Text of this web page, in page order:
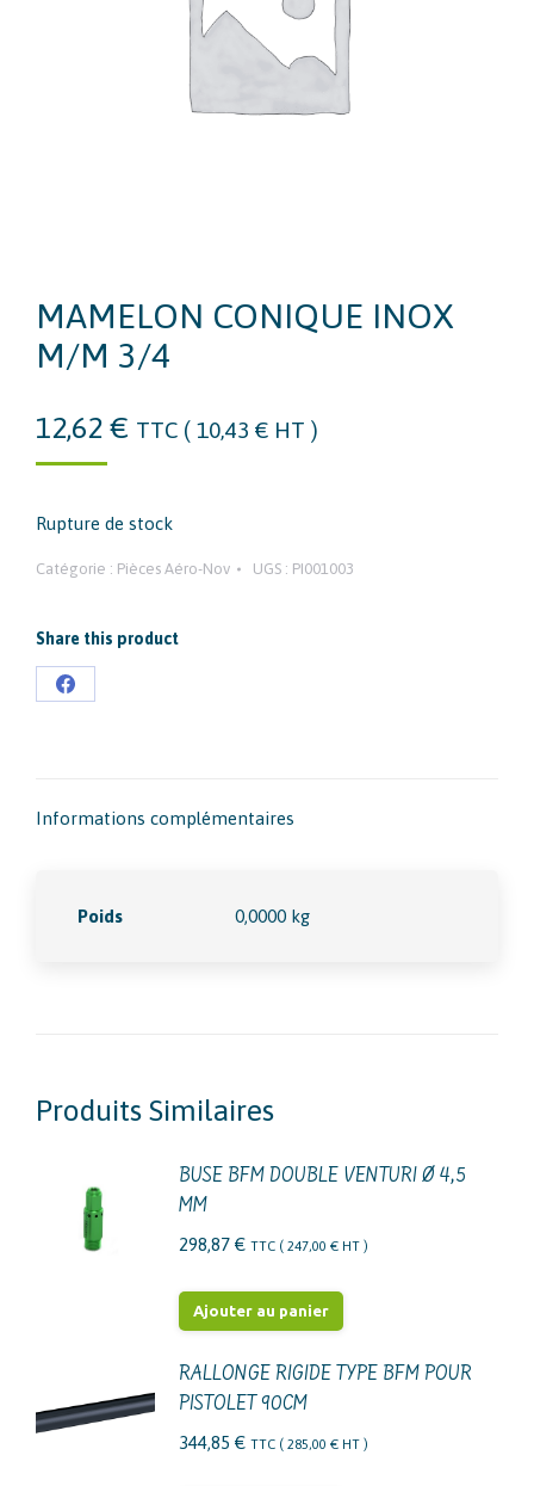
MAMELON CONIQUE INOX
M/M 3/4
12,62 € TTC ( 10,43 € HT )
Rupture de stock
Catégorie : Pièces Aéro-Nov UGS : PI001003
Share this product
Partager
Informations complémentaires
Poids 0,0000 kg
Produits Similaires
BUSE BFM DOUBLE VENTURI Ø 4,5
MM
298,87 € TTC ( 247,00 € HT )
Ajouter au panier
RALLONGE RIGIDE TYPE BFM POUR
PISTOLET 90CM
344,85 € TTC ( 285,00 € HT )